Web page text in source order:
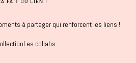
à partager qui renforcent les liens !
Les collabs